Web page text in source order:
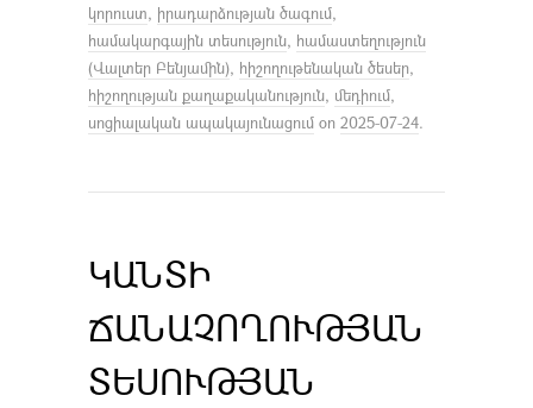
կորուստ, իրադարձության ծագում,
համակարգային տեսություն, համաստեղություն
(Վալտեր Բենյամին), հիշողութենական ծեսեր,
հիշողության քաղաքականություն, մեդիում,
սոցիալական ապակայունացում on 2025-07-24.
ԿԱՆՏԻ
ՃԱՆԱՉՈՂՈՒԹՅԱՆ
ՏԵՍՈՒԹՅԱՆ